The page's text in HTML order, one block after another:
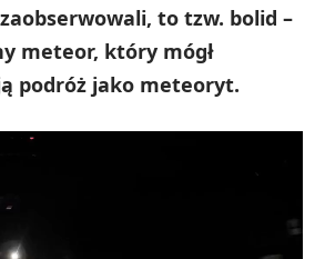
to tzw. bolid –
meteor, który mógł
podróż jako meteoryt.